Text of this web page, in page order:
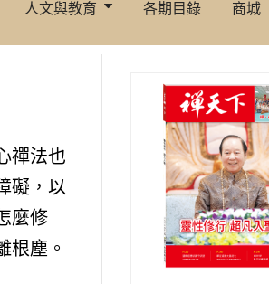
人文與教育 各期目錄 商城
禪法也
礙，以
麼修
根塵。